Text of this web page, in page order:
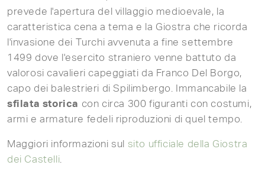
prevede l'apertura del villaggio medioevale, la
caratteristica cena a tema e la Giostra che ricorda
l'invasione dei Turchi avvenuta a fine settembre
1499 dove l'esercito straniero venne battuto da
valorosi cavalieri capeggiati da Franco Del Borgo,
capo dei balestrieri di Spilimbergo. Immancabile la
sfilata storica con circa 300 figuranti con costumi,
armi e armature fedeli riproduzioni di quel tempo.
Maggiori informazioni sul sito ufficiale della Giostra
dei Castelli.